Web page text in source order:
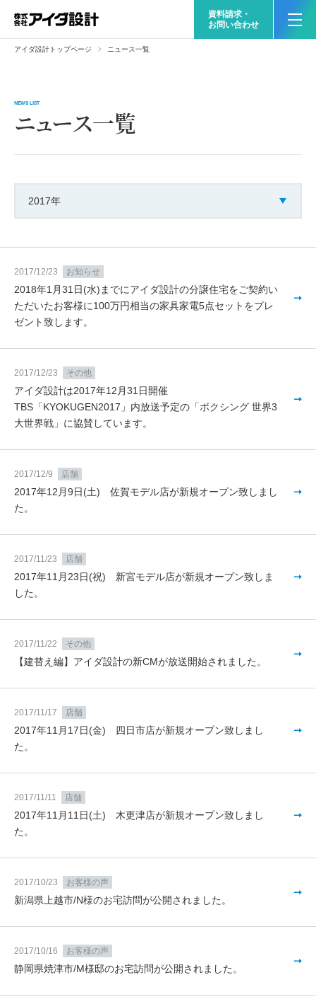
資料請求・
お問い合わせ
アイダ設計トップページ ニュース一覧
ニュース一覧
NEWS LIST
2017年
2017/12/23 お知らせ
2018年1月31日(水)までにアイダ設計の分譲住宅をご契約い
ただいたお客様に100万円相当の家具家電5点セットをプレ
ゼント致します。
2017/12/23 その他
アイダ設計は2017年12月31日開催
TBS「KYOKUGEN2017」内放送予定の「ボクシング 世界3
大世界戦」に協賛しています。
2017/12/9 店舗
2017年12月9日(土) 佐賀モデル店が新規オープン致しまし
た。
2017/11/23 店舗
2017年11月23日(祝) 新宮モデル店が新規オープン致しま
した。
2017/11/22 その他
【建替え編】アイダ設計の新CMが放送開始されました。
2017/11/17 店舗
2017年11月17日(金) 四日市店が新規オープン致しまし
た。
2017/11/11 店舗
2017年11月11日(土) 木更津店が新規オープン致しまし
た。
2017/10/23 お客様の声
新潟県上越市/N様のお宅訪問が公開されました。
2017/10/16 お客様の声
静岡県焼津市/M様邸のお宅訪問が公開されました。